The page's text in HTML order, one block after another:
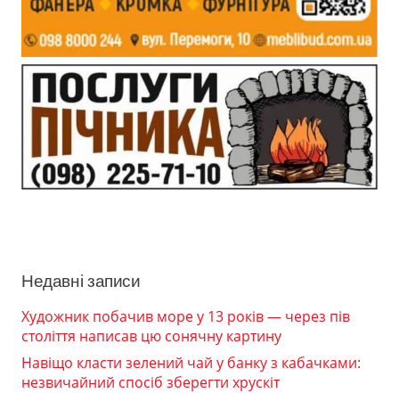
Недавні записи
Художник побачив море у 13 років — через пів
століття написав цю сонячну картину
Навіщо класти зелений чай у банку з кабачками:
незвичайний спосіб зберегти хрускіт